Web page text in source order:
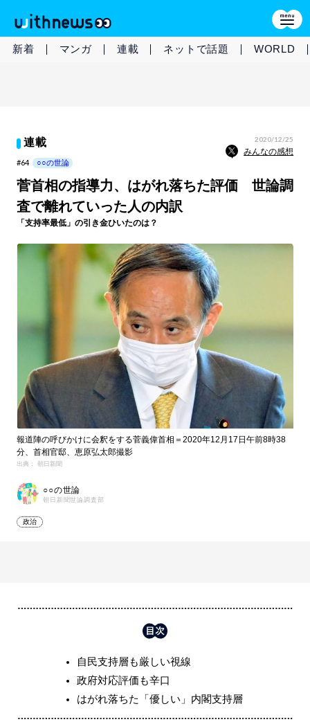
新着 マンガ 連載 ネットで話題 WORLD
連載 2020/12/25
みんなの感想
#64 ○○の世論
菅首相の指導力、はがれ落ちた評価 世論調
査で離れていった人の内訳
「支持率最低」の引き金ひいたのは？
報道陣の呼びかけに会釈をする菅義偉首相＝2020年12月17日午前8時38
分、首相官邸、恵原弘太郎撮影
出典： 朝日新聞
○○の世論
朝日新聞世論調査部
政治
自民支持層も厳しい視線
政府対応評価も辛口
はがれ落ちた「優しい」内閣支持層